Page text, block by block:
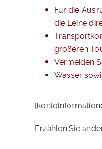
Für die
die Leine
größeren
Vermeiden
Wasser
Erzählen Sie